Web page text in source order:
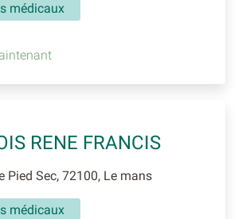
médicaux
RENE FRANCIS
Pied Sec, 72100, Le mans
médicaux